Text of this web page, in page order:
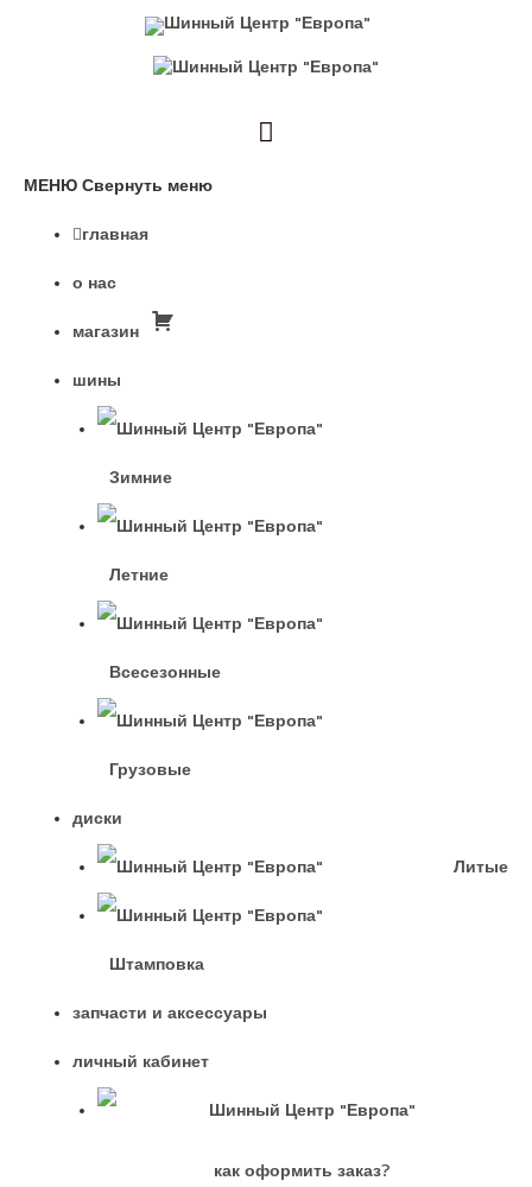
МЕНЮ Свернуть меню
главная
о нас
магазин
шины
Зимние
Летние
Всесезонные
Грузовые
диски
Литые
Штамповка
запчасти и аксессуары
личный кабинет
как оформить заказ?